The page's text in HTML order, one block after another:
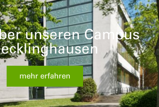
unseren Campus
mehr erfahren